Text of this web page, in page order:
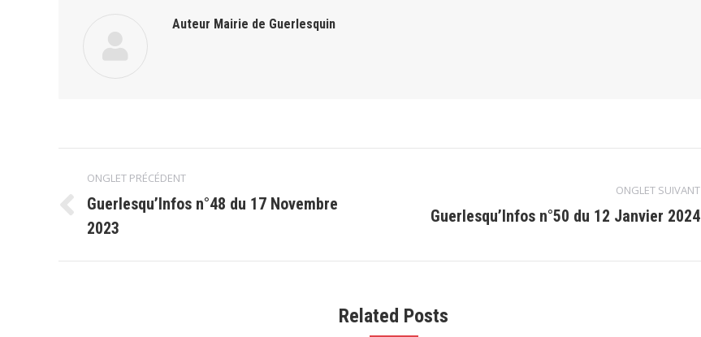
Auteur Mairie de Guerlesquin
Navigation
de
commentaire
ONGLET PRÉCÉDENT
Onglet
précédent
Guerlesqu’Infos n°48 du 17 Novembre
2023
ONGLET SUIVANT
Onglet
Guerlesqu’Infos n°50 du 12 Janvier 2024
Related Posts